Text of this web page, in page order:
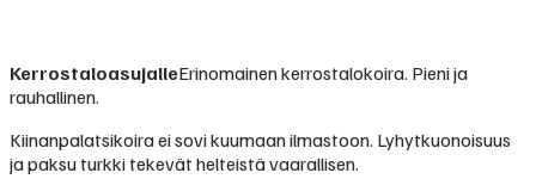
KerrostaloasujalleErinomainen kerrostalokoira. Pieni ja
rauhallinen.
Kiinanpalatsikoira ei sovi kuumaan ilmastoon. Lyhytkuonoisuus
ja paksu turkki tekevät helteistä vaarallisen.